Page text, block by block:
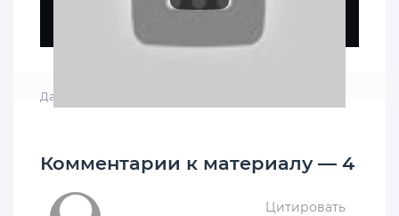
Дата: 11-05-2020, 20:56
Комментарии к материалу — 4
Цитировать